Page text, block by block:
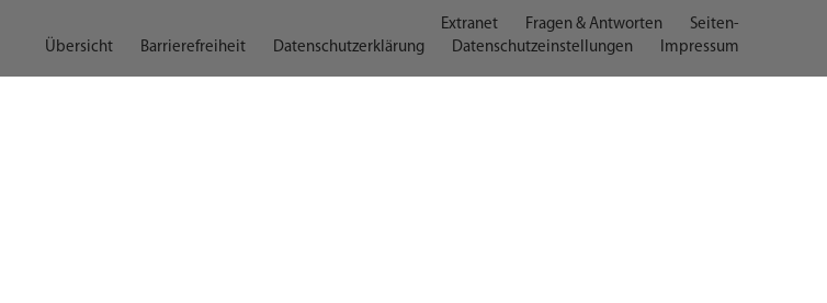
Extranet Fragen & Antworten
Seiten-
Übersicht
Barrierefreiheit Datenschutzerklärung Datenschutzeinstellungen Impressum